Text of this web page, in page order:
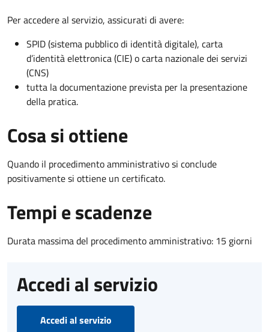
Per accedere al servizio, assicurati di avere:
SPID (sistema pubblico di identità digitale), carta
d’identità elettronica (CIE) o carta nazionale dei servizi
(CNS)
tutta la documentazione prevista per la presentazione
della pratica.
Cosa si ottiene
Quando il procedimento amministrativo si conclude
positivamente si ottiene un certificato.
Tempi e scadenze
Durata massima del procedimento amministrativo: 15 giorni
Accedi al servizio
Accedi al servizio